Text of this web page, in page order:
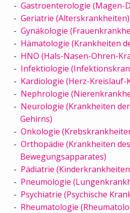
Gastroenterologie (Magen-
Geriatrie (Alterskrankheiten)
Gynäkologie
Hämatologie (Krankheiten
HNO (Hals-Nasen-Ohren-
Infektiologie
Kardiologie (Herz-Kreislauf-
Nephrologie
Neurologie (Krankheiten
Gehirns)
Onkologie
Orthopädie (Krankheiten des
Bewegungsapparates)
Pädiatrie
Pneumologie
Psychiatrie (Psychische
Rheumatologie